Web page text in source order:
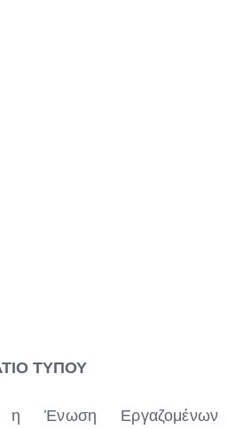
ΤΥΠΟΥ
Ένωση Εργαζομένων